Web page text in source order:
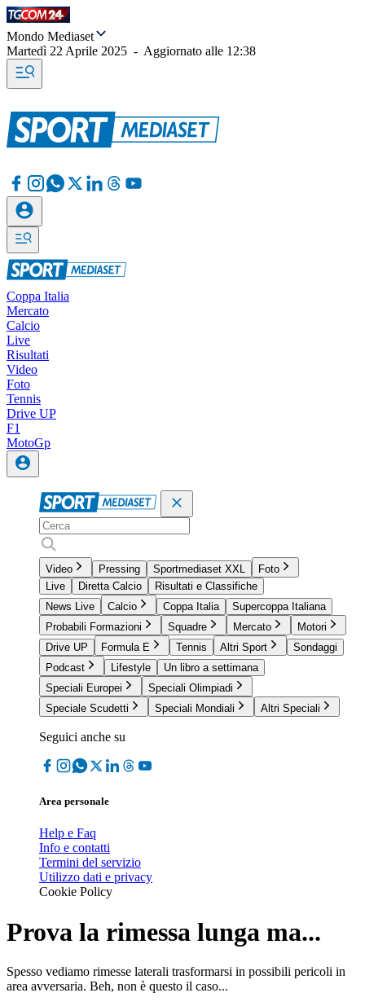
Mondo Mediaset
Martedì 22 Aprile 2025 - Aggiornato alle 12:38
Coppa Italia
Mercato
Calcio
Live
Risultati
Video
Foto
Tennis
Drive UP
F1
MotoGp
Video Pressing Sportmediaset XXL
Foto
Live
Diretta Calcio
Risultati e Classifiche
News Live
Calcio Coppa Italia
Supercoppa Italiana
Probabili Formazioni
Squadre Mercato
Motori
Drive UP
Formula E Tennis Altri Sport
Sondaggi
Podcast
Lifestyle
Un libro a settimana
Speciali Europei
Speciali Olimpiadi
Speciale Scudetti
Speciali Mondiali Altri Speciali
Seguici anche su
Area personale
Help e Faq
Info e contatti
Termini del servizio
Utilizzo dati e privacy
Cookie Policy
Prova la rimessa lunga ma...
Spesso vediamo rimesse laterali trasformarsi in possibili pericoli in
area avversaria. Beh, non è questo il caso...